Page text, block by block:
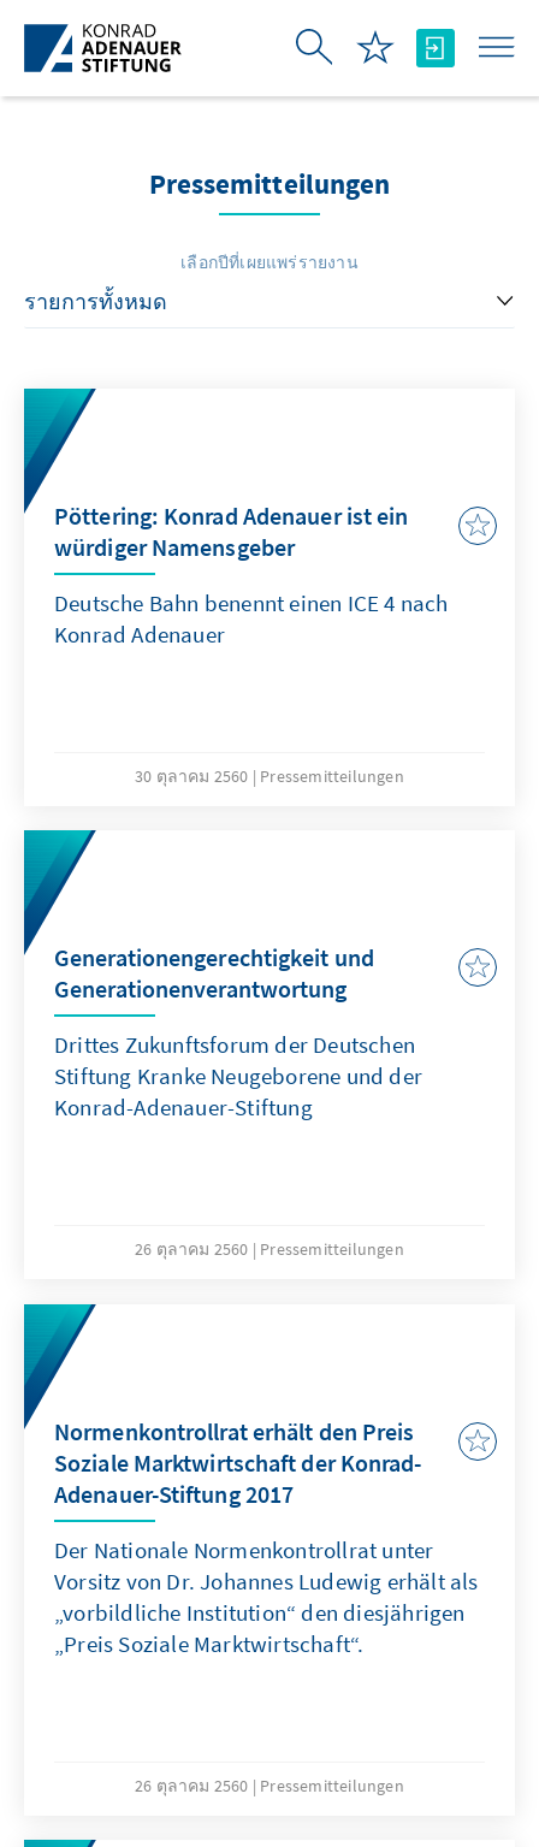
Skip to Main Content
Pressemitteilungen
เลือกปีที่เผยแพร่รายงาน
Pöttering: Konrad Adenauer ist ein
würdiger Namensgeber
Deutsche Bahn benennt einen ICE 4 nach
Konrad Adenauer
30 ตุลาคม 2560 Pressemitteilungen
Generationengerechtigkeit und
Generationenverantwortung
Drittes Zukunftsforum der Deutschen
Stiftung Kranke Neugeborene und der
Konrad-Adenauer-Stiftung
26 ตุลาคม 2560 Pressemitteilungen
Normenkontrollrat erhält den Preis
Soziale Marktwirtschaft der Konrad-
Adenauer-Stiftung 2017
Der Nationale Normenkontrollrat unter
Vorsitz von Dr. Johannes Ludewig erhält als
„vorbildliche Institution“ den diesjährigen
„Preis Soziale Marktwirtschaft“.
26 ตุลาคม 2560 Pressemitteilungen